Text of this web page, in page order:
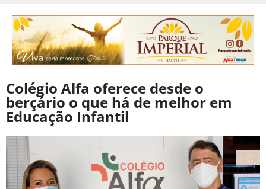
Colégio Alfa oferece desde o
berçário o que há de melhor em
Educação Infantil